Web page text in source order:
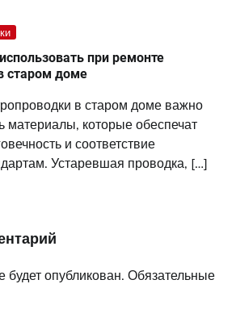
при ремонте
старом доме
в старом доме важно
материалы, которые обеспечат
и соответствие
Устаревшая проводка, […]
опубликован. Обязательные